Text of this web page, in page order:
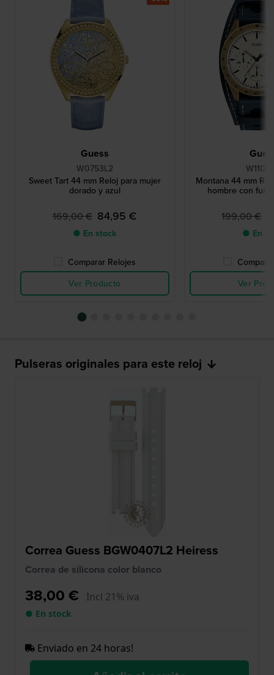
Guess
W0753L2
Sweet Tart 44 mm Reloj para mujer
dorado y azul
169,00 € 84,95 €
● En stock
Comparar Relojes
Ver Producto
Montana 44 mm
hombre con
199,00 €
● En
Ver
Pulseras originales para este reloj
Correa Guess BGW0407L2 Heiress
Correa de silicona color blanco
38,00 € Incl 21% iva
● En stock
Enviado en 24 horas!